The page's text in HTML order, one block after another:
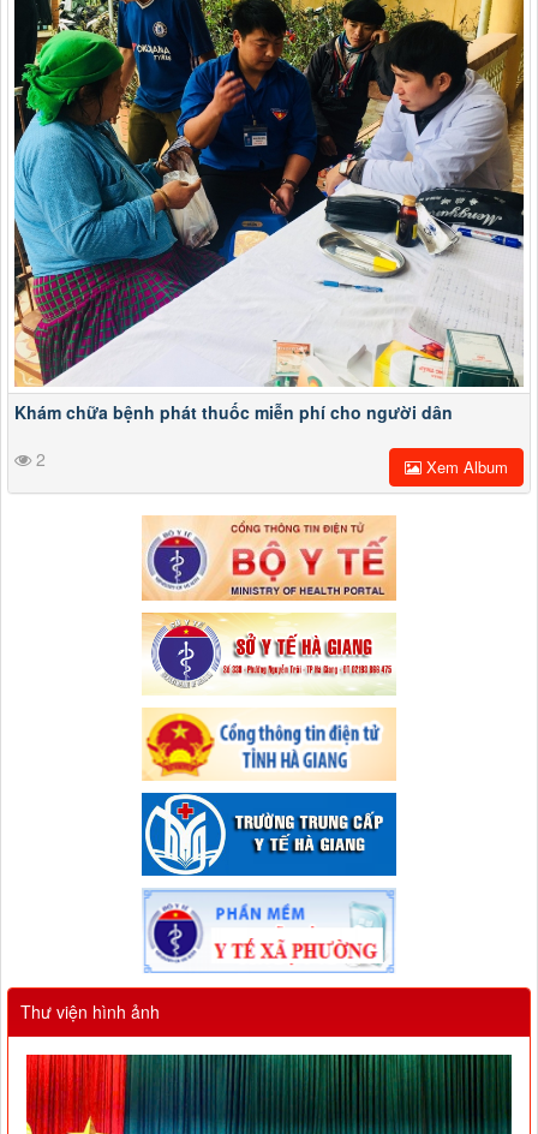
Khám chữa bệnh phát thuốc miễn phí cho người dân
2
Xem Album
Thư viện hình ảnh